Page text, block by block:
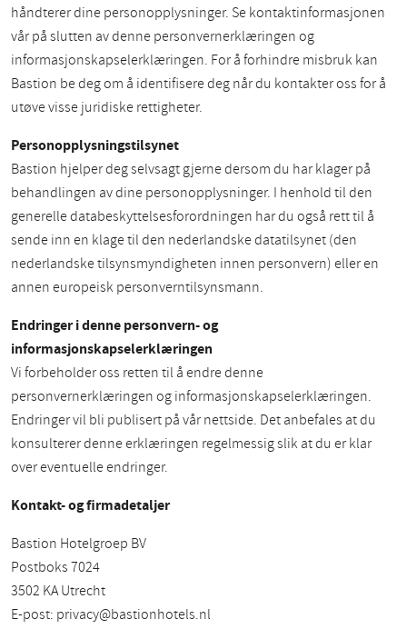
håndterer dine personopplysninger. Se kontaktinformasjonen
vår på slutten av denne personvernerklæringen og
informasjonskapselerklæringen. For å forhindre misbruk kan
Bastion be deg om å identifisere deg når du kontakter oss for å
utøve visse juridiske rettigheter.
Personopplysningstilsynet
Bastion hjelper deg selvsagt gjerne dersom du har klager på
behandlingen av dine personopplysninger. I henhold til den
generelle databeskyttelsesforordningen har du også rett til å
sende inn en klage til den nederlandske datatilsynet (den
nederlandske tilsynsmyndigheten innen personvern) eller en
annen europeisk personverntilsynsmann.
Endringer i denne personvern- og
informasjonskapselerklæringen
Vi forbeholder oss retten til å endre denne
personvernerklæringen og informasjonskapselerklæringen.
Endringer vil bli publisert på vår nettside. Det anbefales at du
konsulterer denne erklæringen regelmessig slik at du er klar
over eventuelle endringer.
Kontakt- og firmadetaljer
Bastion Hotelgroep BV
Postboks 7024
3502 KA Utrecht
E-post: privacy@bastionhotels.nl